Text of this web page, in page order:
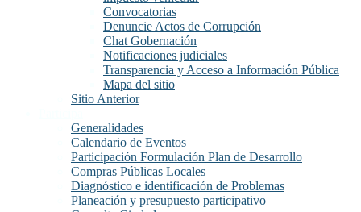
Convocatorias
Denuncie Actos de Corrupción
Chat Gobernación
Notificaciones judiciales
Transparencia y Acceso a Información Pública
Mapa del sitio
Sitio Anterior
Generalidades
Calendario de Eventos
Participación Formulación Plan de Desarrollo
Compras Públicas Locales
Diagnóstico e identificación de Problemas
Planeación y presupuesto participativo